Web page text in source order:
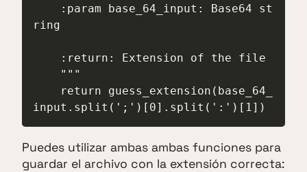
ring
input.split(';')[0].split(':')[1])
Puedes utilizar ambas ambas funciones para
guardar el archivo con la extensión correcta: